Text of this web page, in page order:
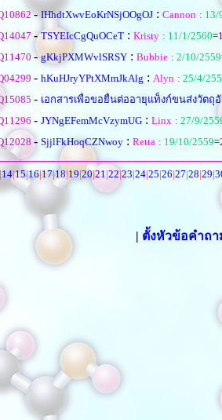
-IHhdtXwvEoKrNSjOOgOJ : Cannon : 13/
-TSYEIcCgQuOCeT : Kristy : 11/1/2560=
-gKkjPXMWvlSRSY : Bubbie : 2/10/2559
- hKuHJryYPtXMmJkAlg : Alyn : 25/4/
- เอกสารเพื่อขอยื่นต่ออายุแท็งก์ขนส่งวัตถุ
- JYNgEFemMcVzymUG : Linx : 27/9/
- SjjlFkHoqCZNwoy : Retta : 19/10/2559=
|14|15|16|17|18|19|20|21|22|23|24|25|26|27|28|29|
| ตั้งหัวข้อคำถ